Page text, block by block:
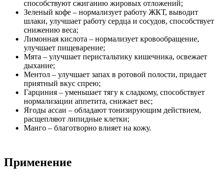
способствуют сжиганию жировых отложений;
Зеленый кофе – нормализует работу ЖКТ, выводит
шлаки, улучшает работу сердца и сосудов, способствует
снижению веса;
Лимонная кислота – нормализует кровообращение,
улучшает пищеварение;
Мята – улучшает перистальтику кишечника, освежает
дыхание;
Ментол – улучшает запах в ротовой полости, придает
приятный вкус спрею;
Гарциния – уменьшает тягу к сладкому, способствует
нормализации аппетита, снижает вес;
Ягоды ассаи – обладают тонизирующим действием,
расщепляют липидные клетки;
Манго – благотворно влияет на кожу.
Применение